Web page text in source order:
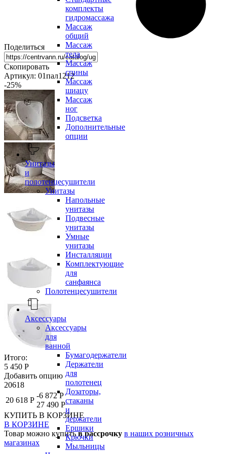
комплекты
гидромассажа
Массаж
общий
Массаж
тела
Массаж
спины
Массаж
шиацу
Массаж
ног
Подсветка
Дополнительные
опции
Унитазы
и
полотенцесушители
Унитазы
Напольные
унитазы
Подвесные
унитазы
Умные
унитазы
Инсталляции
Комплектующие
для
санфаянса
Полотенцесушители
Аксессуары
Аксессуары
для
ванной
Бумагодержатели
Держатели
для
полотенец
Дозаторы,
стаканы
и
держатели
Ершики
Крючки
Мыльницы
Поделиться
Скопировать
Артикул: 01пал1212
-25%
Итого:
5 450 Р
Добавить опцию
20618
20 618 Р
-6 872 Р
27 490 Р
КУПИТЬ В КОРЗИНЕ
В КОРЗИНЕ
Товар можно купитьв рассрочку в наших розничных
магазинах